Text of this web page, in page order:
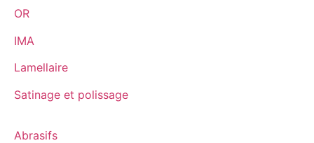
OR
IMA
Lamellaire
Satinage et polissage
Abrasifs